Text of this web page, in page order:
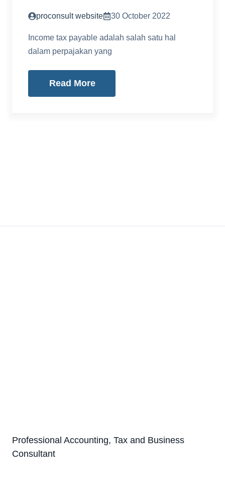
proconsult website 30 October 2022
Income tax payable adalah salah satu hal
dalam perpajakan yang
Read More
Professional Accounting, Tax and Business
Consultant